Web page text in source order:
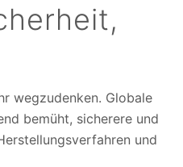
wegzudenken. Globale
bemüht, sicherere und
und